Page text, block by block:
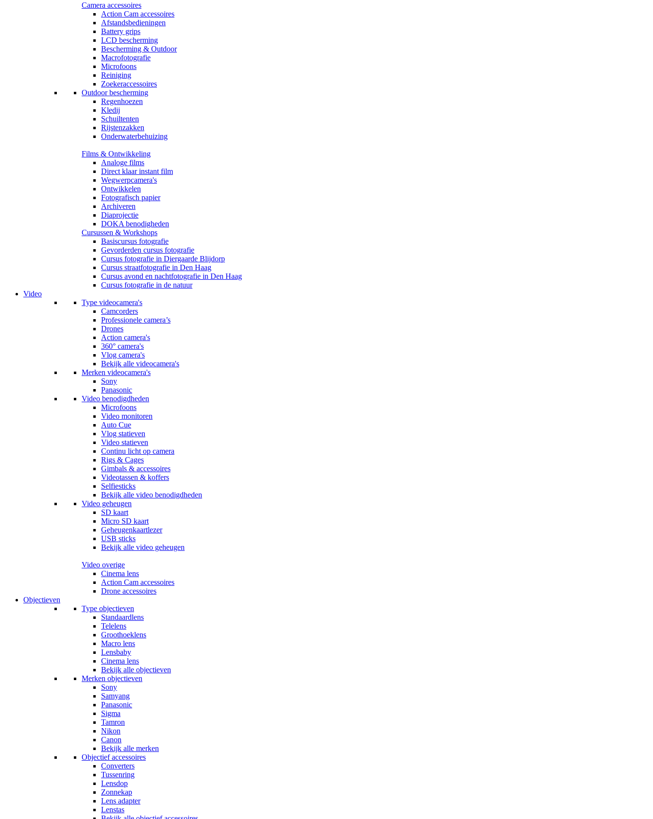
Camera accessoires
Action Cam accessoires
Afstandsbedieningen
Battery grips
LCD bescherming
Bescherming & Outdoor
Macrofotografie
Microfoons
Reiniging
Zoekeraccessoires
Outdoor bescherming
Regenhoezen
Kledij
Schuiltenten
Rijstenzakken
Onderwaterbehuizing
Films & Ontwikkeling
Analoge films
Direct klaar instant film
Wegwerpcamera's
Ontwikkelen
Fotografisch papier
Archiveren
Diaprojectie
DOKA benodigheden
Cursussen & Workshops
Basiscursus fotografie
Gevorderden cursus fotografie
Cursus fotografie in Diergaarde Blijdorp
Cursus straatfotografie in Den Haag
Cursus avond en nachtfotografie in Den Haag
Cursus fotografie in de natuur
Video
Type videocamera's
Camcorders
Professionele camera’s
Drones
Action camera's
360° camera's
Vlog camera's
Bekijk alle videocamera's
Merken videocamera's
Sony
Panasonic
Video benodigdheden
Microfoons
Video monitoren
Auto Cue
Vlog statieven
Video statieven
Continu licht op camera
Rigs & Cages
Gimbals & accessoires
Videotassen & koffers
Selfiesticks
Bekijk alle video benodigdheden
Video geheugen
SD kaart
Micro SD kaart
Geheugenkaartlezer
USB sticks
Bekijk alle video geheugen
Video overige
Cinema lens
Action Cam accessoires
Drone accessoires
Objectieven
Type objectieven
Standaardlens
Telelens
Groothoeklens
Macro lens
Lensbaby
Cinema lens
Bekijk alle objectieven
Merken objectieven
Sony
Samyang
Panasonic
Sigma
Tamron
Nikon
Canon
Bekijk alle merken
Objectief accessoires
Converters
Tussenring
Lensdop
Zonnekap
Lens adapter
Lenstas